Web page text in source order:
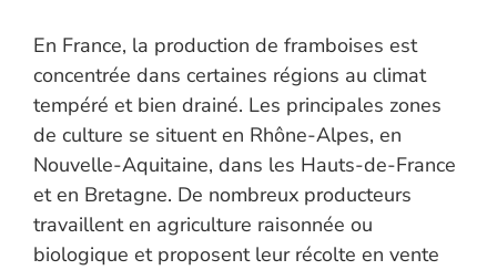
En France, la production de framboises est
concentrée dans certaines régions au climat
tempéré et bien drainé. Les principales zones
de culture se situent en Rhône-Alpes, en
Nouvelle-Aquitaine, dans les Hauts-de-France
et en Bretagne. De nombreux producteurs
travaillent en agriculture raisonnée ou
biologique et proposent leur récolte en vente